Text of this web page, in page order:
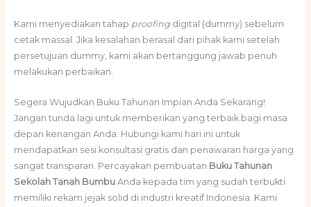
Kami menyediakan tahap proofingdigital (dummy) sebelum
cetak massal. Jika kesalahan berasal dari pihak kami setelah
persetujuan dummy, kami akan bertanggung jawab penuh
melakukan perbaikan.
Segera Wujudkan Buku Tahunan Impian Anda Sekarang!
Jangan tunda lagi untuk memberikan yang terbaik bagi masa
depan kenangan Anda. Hubungi kami hari ini untuk
mendapatkan sesi konsultasi gratis dan penawaran harga yang
sangat transparan. Percayakan pembuatan Buku Tahunan
Sekolah Tanah BumbuAnda kepada tim yang sudah terbukti
memiliki rekam jejak solid di industri kreatif Indonesia. Kami